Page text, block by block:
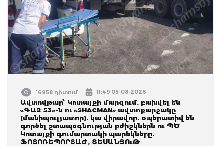
16958 դիտում 11:49 05-08-2026
Ավտովթար՝ Կոտայքի մարզում. բախվել են
«ԳԱԶ 53»-ն ու «SHACMAN» ավտոքարշակը
(մանիպուլյատոր). կա վիրավոր. օպերատիվ են
գործել շտապօգնության բժիշկներն ու ՊԾ
Կոտայքի գումարտակի պարեկները.
ՖՈՏՈՌԵՊՈՐՏԱԺ, ՏԵՍԱՆՅՈւԹ